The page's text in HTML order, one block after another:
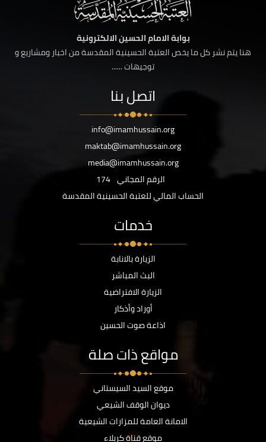
بوابة الامام الحسين الالكترونية
هنا يتم نشر كل ما يخص العتبة الحسينية المقدسة من اخبار ومشاريع و
توجيهات ......
اتصل بنا
info@imamhussain.org
maktab@imamhussain.org
media@imamhussain.org
الرقم المجاني 174
الحساب المالي للعتبة الحسينية المقدسة
خدمات
الزيارة بالانابة
البث المباشر
الزيارة الافتراضية
أوراد وأذكار
اذاعة صوت الحسين
مواقع ذات صلة
موقع السيد السيستاني
ديوان الوقف الشيعي
الامانة العامة للمزارات الشيعية
موقع قناة كربلاء